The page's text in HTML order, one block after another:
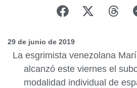
29 de junio de 2019
La esgrimista venezolana
alcanzó este viernes el
modalidad individual de